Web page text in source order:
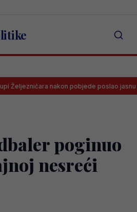
nakon pobjede poslao jasnu poruku
poginuo
nesreći